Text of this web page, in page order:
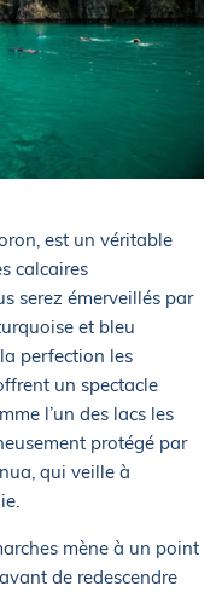
est un véritable
calcaires
serez émerveillés par
et bleu
perfection les
un spectacle
l’un des lacs les
protégé par
qui veille à
mène à un point
de redescendre